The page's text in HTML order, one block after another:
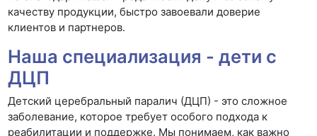
качеству продукции, быстро завоевали доверие
клиентов и партнеров.
Наша специализация - дети с
ДЦП
Детский церебральный паралич (ДЦП) - это сложное
заболевание, которое требует особого подхода к
реабилитации и поддержке. Мы понимаем, как важно